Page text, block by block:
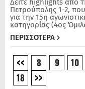
Πετρούπολης 1-2,
για την 15η
κατηγορίας (4ος
ΠΕΡΙΣΣΟΤΕΡΑ
8 9 10
18